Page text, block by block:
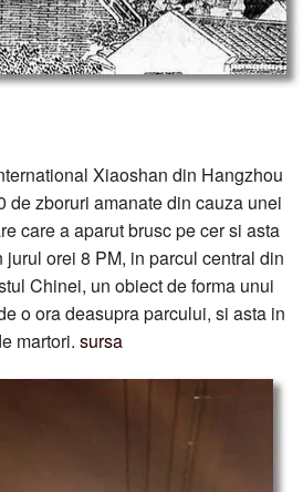
Xiaoshan din Hangzhou
de zboruri amanate din cauza unei
care a aparut brusc pe cer si asta
orei 8 PM, in parcul central din
Chinei, un obiect de forma unui
o ora deasupra parcului, si asta in
martori. sursa